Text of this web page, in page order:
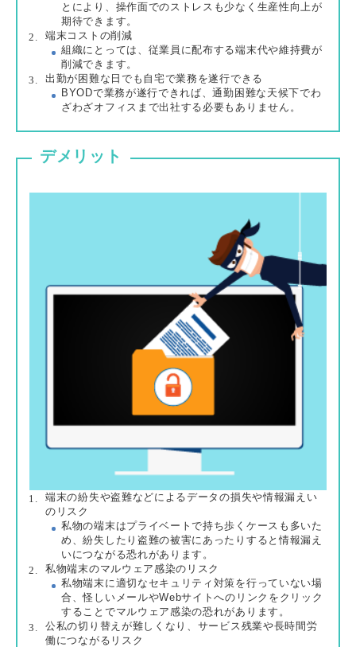
とにより、操作面でのストレスも少なく生産性向上が
期待できます。
端末コストの削減
組織にとっては、従業員に配布する端末代や維持費が
削減できます。
出勤が困難な日でも自宅で業務を遂行できる
BYODで業務が遂行できれば、通勤困難な天候下でわ
ざわざオフィスまで出社する必要もありません。
デメリット
端末の紛失や盗難などによるデータの損失や情報漏えい
のリスク
私物の端末はプライベートで持ち歩くケースも多いた
め、紛失したり盗難の被害にあったりすると情報漏え
いにつながる恐れがあります。
私物端末のマルウェア感染のリスク
私物端末に適切なセキュリティ対策を行っていない場
合、怪しいメールやWebサイトへのリンクをクリック
することでマルウェア感染の恐れがあります。
公私の切り替えが難しくなり、サービス残業や長時間労
働につながるリスク